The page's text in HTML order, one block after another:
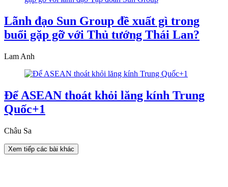
Lãnh đạo Sun Group đề xuất gì trong
buổi gặp gỡ với Thủ tướng Thái Lan?
Lam Anh
Để ASEAN thoát khỏi lăng kính Trung
Quốc+1
Châu Sa
Xem tiếp các bài khác